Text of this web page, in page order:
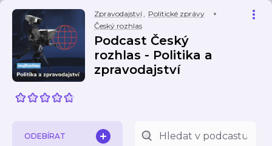
Zpravodajství, Politické zprávy
Český rozhlas
Podcast Český
rozhlas - Politika a
zpravodajství
ODEBÍRAT